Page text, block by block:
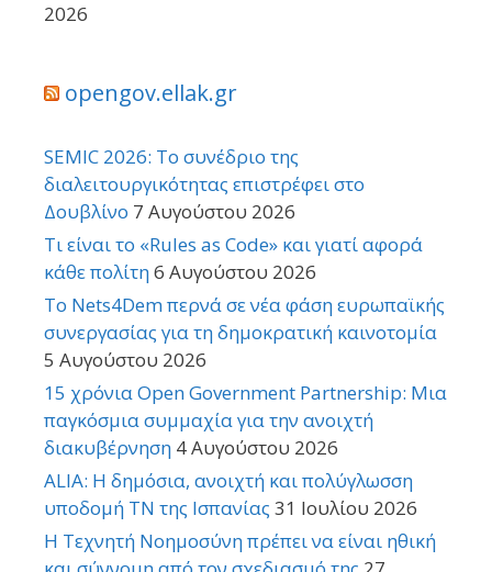
2026
opengov.ellak.gr
SEMIC 2026: Το συνέδριο της
διαλειτουργικότητας επιστρέφει στο
Δουβλίνο 7 Αυγούστου 2026
Τι είναι το «Rules as Code» και γιατί αφορά
κάθε πολίτη6 Αυγούστου 2026
Το Nets4Dem περνά σε νέα φάση ευρωπαϊκής
συνεργασίας για τη δημοκρατική καινοτομία
5 Αυγούστου 2026
15 χρόνια Open Government Partnership: Μια
παγκόσμια συμμαχία για την ανοιχτή
διακυβέρνηση 4 Αυγούστου 2026
ALIA: Η δημόσια, ανοιχτή και πολύγλωσση
υποδομή ΤΝ της Ισπανίας 31 Ιουλίου 2026
Η Τεχνητή Νοημοσύνη πρέπει να είναι ηθική